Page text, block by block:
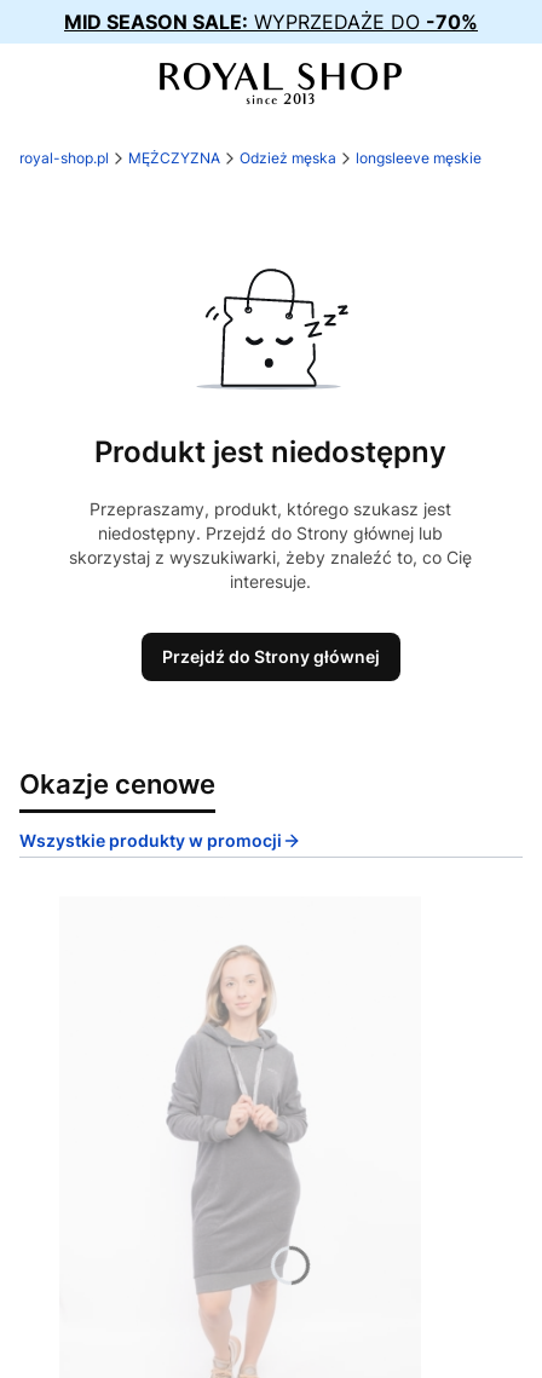
MID SEASON SALE: WYPRZEDAŻE DO -70%
royal-shop.pl MĘŻCZYZNA Odzież męska longsleeve męskie
Produkt jest niedostępny
Przepraszamy, produkt, którego szukasz jest
niedostępny. Przejdź do Strony głównej lub
skorzystaj z wyszukiwarki, żeby znaleźć to, co Cię
interesuje.
Przejdź do Strony głównej
Okazje cenowe
Wszystkie produkty w promocji